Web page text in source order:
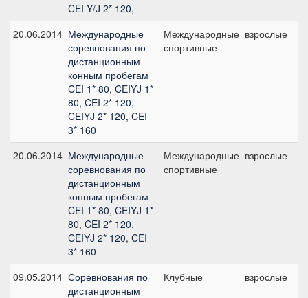
CEI Y/J 2* 120,
20.06.2014 Международные
соревнования по
дистанционным
конным пробегам
CEI 1* 80, CEIYJ 1*
80, CEI 2* 120,
CEIYJ 2* 120, CEI
3* 160
Международные
спортивные
взрослые
20.06.2014 Международные
соревнования по
дистанционным
конным пробегам
CEI 1* 80, CEIYJ 1*
80, CEI 2* 120,
CEIYJ 2* 120, CEI
3* 160
Международные
спортивные
взрослые
09.05.2014 Соревнования по
дистанционным
Клубные взрослые